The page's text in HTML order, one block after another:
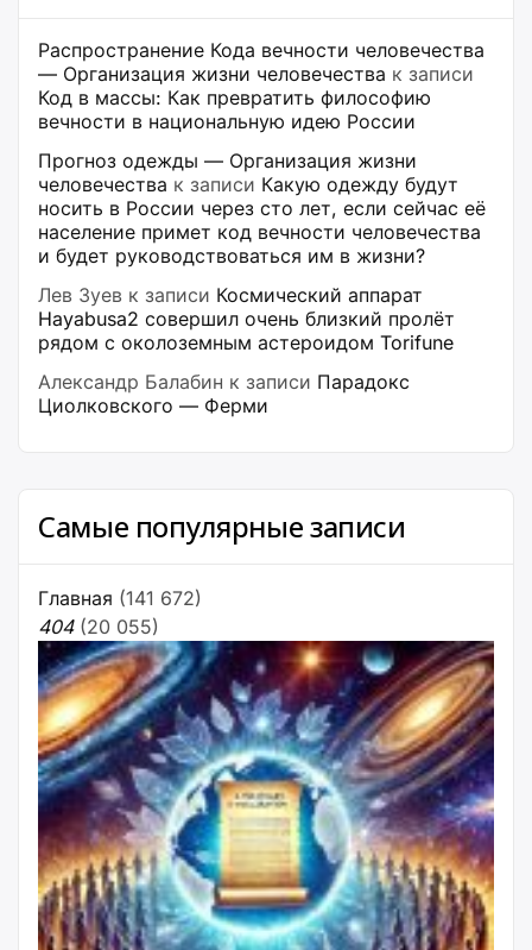
Распространение Кода вечности человечества
— Организация жизни человечества к записи
Код в массы: Как превратить философию
вечности в национальную идею России
Прогноз одежды — Организация жизни
человечества к записи Какую одежду будут
носить в России через сто лет, если сейчас её
население примет код вечности человечества
и будет руководствоваться им в жизни?
Лев Зуев к записи Космический аппарат
Hayabusa2 совершил очень близкий пролёт
рядом с околоземным астероидом Torifune
Александр Балабин к записи Парадокс
Циолковского — Ферми
Самые популярные записи
Главная (141 672)
404 (20 055)